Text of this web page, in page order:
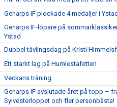
Genarps IF plockade 4 medaljer i Ystad
Genarps IF-löpare på
Ystad
Dubbel tävlingsdag på Kristi
Ett starkt lag på Humlestafetten
Veckans träning
Genarps IF avslutade året på topp –
Sylvesterloppet och fler personbästa!